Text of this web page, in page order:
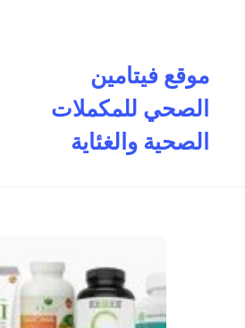
موقع فيتامين
الصحي للمكملات
الصحية والغئاية